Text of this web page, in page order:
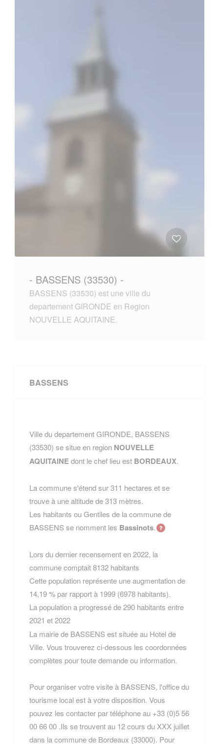
- BASSENS (33530) -
BASSENS (33530) est une ville du
departement GIRONDE en Region
NOUVELLE AQUITAINE.
BASSENS
Ville du departement GIRONDE, BASSENS
(33530) se situe en region NOUVELLE
AQUITAINEdont le chef lieu est BORDEAUX.
La commune s'étend sur 311 hectares et se
trouve à une altitude de 313 mètres.
Les habitants ou Gentiles de la commune de
BASSENS se nomment les Bassinots.
Lors du dernier recensement en 2022, la
commune comptait 8132 habitants
Cette population représente une augmentation de
14,19 % par rapport à 1999 (6978 habitants).
La population a progressé de 290 habitants entre
2021 et 2022
La mairie de BASSENS est située au Hotel de
Ville. Vous trouverez ci-dessous les coordonnées
complètes pour toute demande ou information.
Pour organiser votre visite à BASSENS, l'office du
tourisme local est à votre disposition. Vous
pouvez les contacter par téléphone au +33 (0)5 56
00 66 00 .Ils se trouvent au 12 cours du XXX juillet
dans la commune de Bordeaux (33000). Pour